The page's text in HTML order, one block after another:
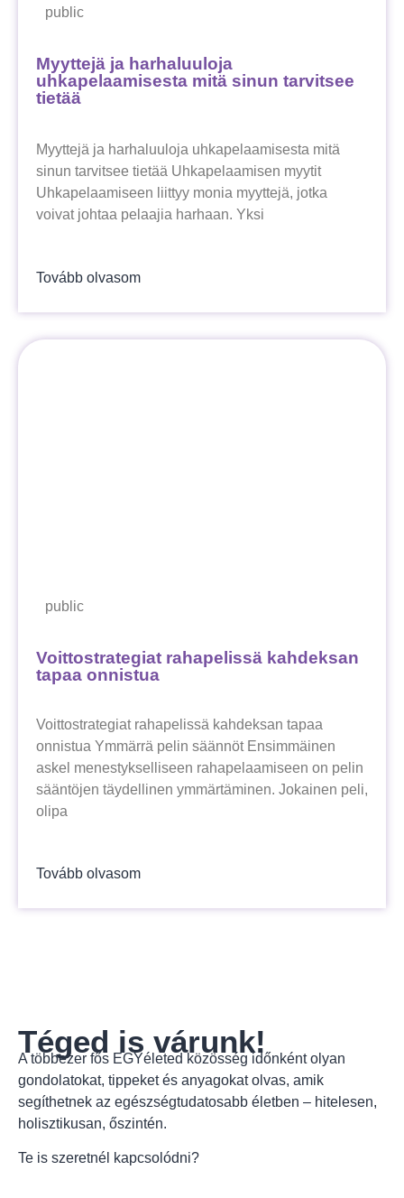
public
Myyttejä ja harhaluuloja
uhkapelaamisesta mitä sinun tarvitsee
tietää
Myyttejä ja harhaluuloja uhkapelaamisesta mitä
sinun tarvitsee tietää Uhkapelaamisen myytit
Uhkapelaamiseen liittyy monia myyttejä, jotka
voivat johtaa pelaajia harhaan. Yksi
Tovább olvasom
public
Voittostrategiat rahapelissä kahdeksan
tapaa onnistua
Voittostrategiat rahapelissä kahdeksan tapaa
onnistua Ymmärrä pelin säännöt Ensimmäinen
askel menestykselliseen rahapelaamiseen on pelin
sääntöjen täydellinen ymmärtäminen. Jokainen peli,
olipa
Tovább olvasom
Téged is várunk!
A többezer fős EGYéleted közösség időnként olyan
gondolatokat, tippeket és anyagokat olvas, amik
segíthetnek az egészségtudatosabb életben – hitelesen,
holisztikusan, őszintén.
Te is szeretnél kapcsolódni?